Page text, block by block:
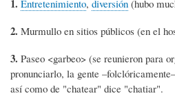
1. Entretenimiento, diversión (hubo
2. Murmullo en sitios públicos (en el
3. Paseo <garbeo> (se reunieron para
pronunciarlo, la gente
así como de "chatear" dice "chatiar".